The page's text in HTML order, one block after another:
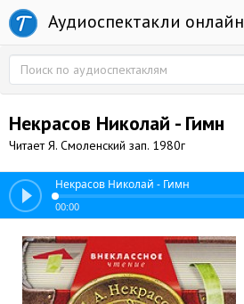
Аудиоспектакли онлайн
Некрасов Николай - Гимн
Читает Я. Смоленский зап. 1980г
Некрасов Николай - Гимн
00:00